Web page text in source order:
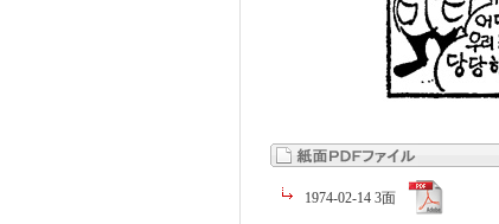
1974-02-14 3面